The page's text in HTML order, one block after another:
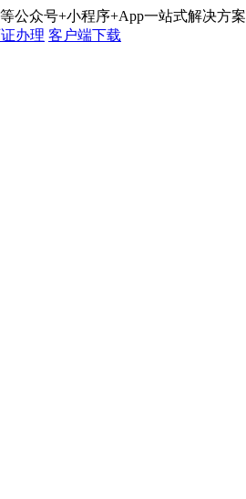
公众号+小程序+App一站式解决方案
办理 客户端下载